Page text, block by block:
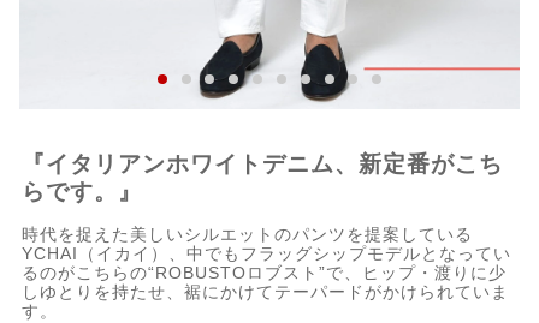
『イタリアンホワイトデニム、新定番がこち
らです。』
時代を捉えた美しいシルエットのパンツを提案している
YCHAI（イカイ）、中でもフラッグシップモデルとなってい
るのがこちらの“ROBUSTOロブスト”で、ヒップ・渡りに少
しゆとりを持たせ、裾にかけてテーパードがかけられていま
す。